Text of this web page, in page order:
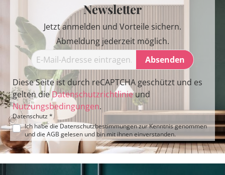
Newsletter
Jetzt anmelden und Vorteile sichern.
Abmeldung jederzeit möglich.
Absenden
Diese Seite ist durch reCAPTCHA geschützt und es
gelten dieDatenschutzrichtlinieund
Nutzungsbedingungen.
Datenschutz *
Ich habe die Datenschutzbestimmungenzur Kenntnis genommen
und die AGB gelesen und bin mit ihnen einverstanden.